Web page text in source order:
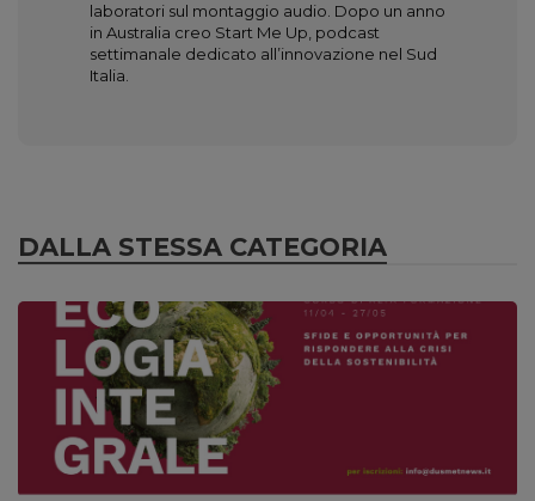
laboratori sul montaggio audio. Dopo un anno
in Australia creo Start Me Up, podcast
settimanale dedicato all’innovazione nel Sud
Italia.
DALLA STESSA CATEGORIA